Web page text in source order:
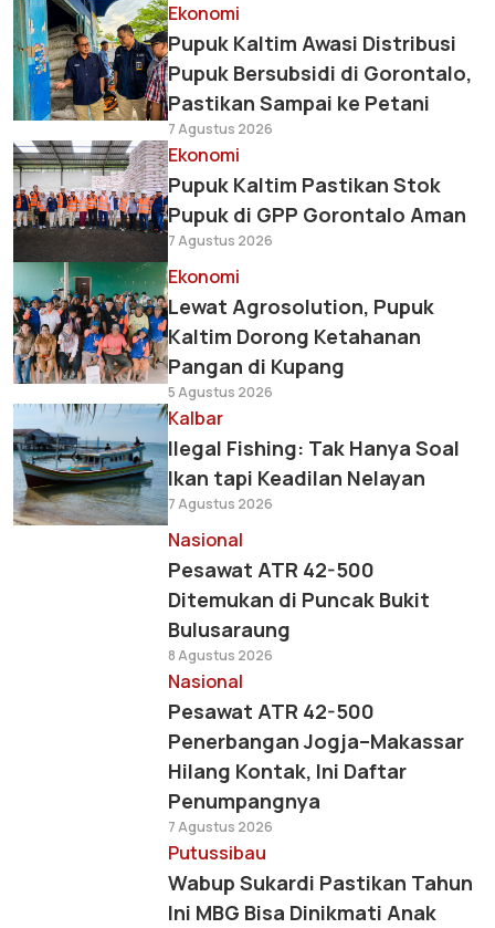
Ekonomi
Pupuk Kaltim Awasi Distribusi
Pupuk Bersubsidi di Gorontalo,
Pastikan Sampai ke Petani
7 Agustus 2026
Ekonomi
Pupuk Kaltim Pastikan Stok
Pupuk di GPP Gorontalo Aman
7 Agustus 2026
Ekonomi
Lewat Agrosolution, Pupuk
Kaltim Dorong Ketahanan
Pangan di Kupang
5 Agustus 2026
Kalbar
Ilegal Fishing: Tak Hanya Soal
Ikan tapi Keadilan Nelayan
7 Agustus 2026
Nasional
Pesawat ATR 42-500
Ditemukan di Puncak Bukit
Bulusaraung
8 Agustus 2026
Nasional
Pesawat ATR 42-500
Penerbangan Jogja–Makassar
Hilang Kontak, Ini Daftar
Penumpangnya
7 Agustus 2026
Putussibau
Wabup Sukardi Pastikan Tahun
Ini MBG Bisa Dinikmati Anak